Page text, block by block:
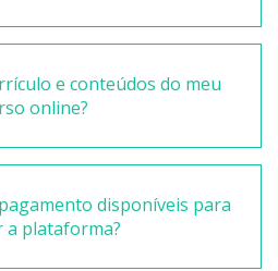
e conteúdos do meu
online?
disponíveis para
a plataforma?